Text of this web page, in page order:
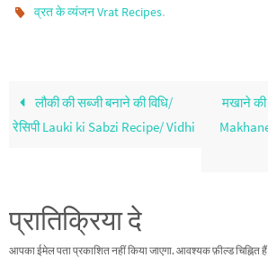
व्रत के व्यंजन Vrat Recipes.
लौकी की सब्जी बनाने की विधि/
रेसिपी Lauki ki Sabzi Recipe/ Vidhi
मखाने की
प्रातिक्रिया दे
आपका ईमेल पता प्रकाशित नहीं किया जाएगा. आवश्यक फ़ील्ड चिह्नित हैं